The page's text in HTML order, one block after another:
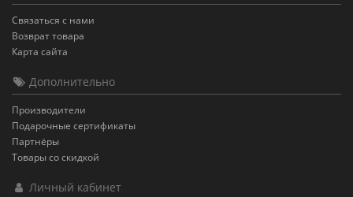
Связаться с нами
Возврат товара
Карта сайта
Дополнительно
Производители
Подарочные сертификаты
Партнёры
Товары со скидкой
Личный кабинет